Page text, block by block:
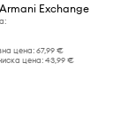
Exchange
цена: 67,99 €
цена: 43,99 €